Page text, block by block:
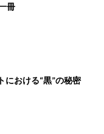
冊
おける“黒”の秘密